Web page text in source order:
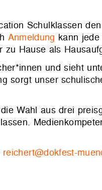
Schulklassen
Anmeldung kann
zu Hause als
und sieht
sorgt unser
Wahl aus drei
reichert@dokfest-